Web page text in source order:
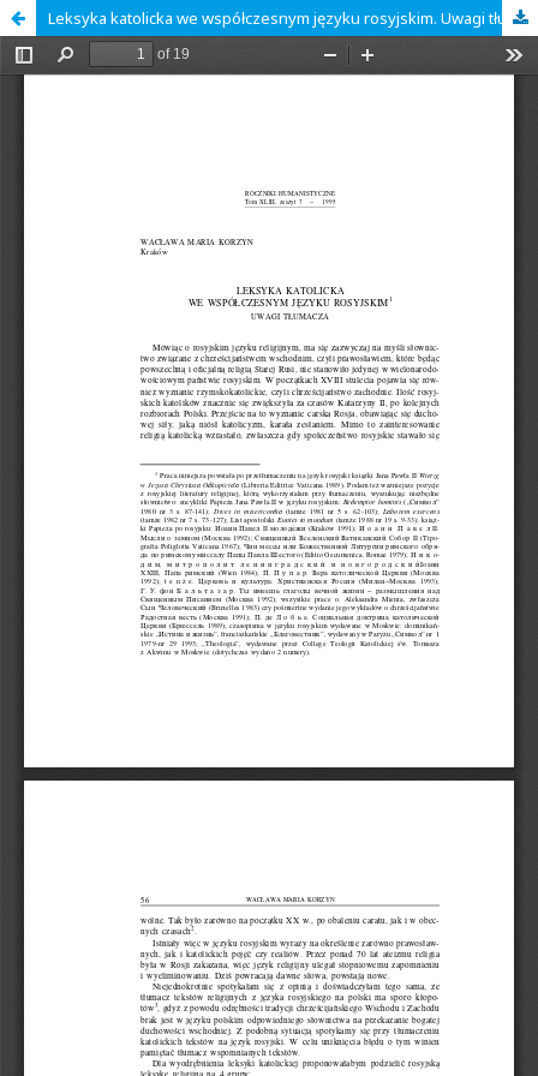
Leksyka katolicka we współczesnym języku rosyjskim. Uwagi tłumacza